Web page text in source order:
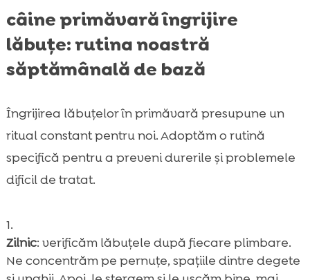
câine primăvară îngrijire
lăbuțe: rutina noastră
săptămânală de bază
Îngrijirea lăbuțelor în primăvară presupune un
ritual constant pentru noi. Adoptăm o rutină
specifică pentru a preveni durerile și problemele
dificil de tratat.
Zilnic: verificăm lăbuțele după fiecare plimbare.
Ne concentrăm pe pernuțe, spațiile dintre degete